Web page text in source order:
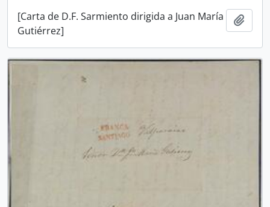
[Carta de D.F. Sarmiento dirigida a Juan María
Gutiérrez]